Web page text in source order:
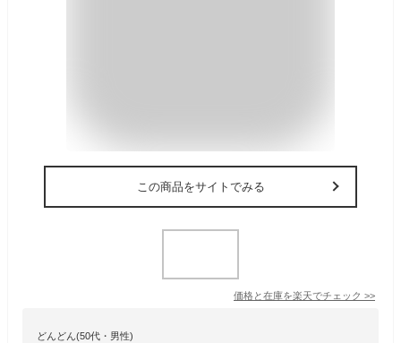
この商品をサイトでみる
価格と在庫を楽天でチェック >>
どんどん(50代・男性)